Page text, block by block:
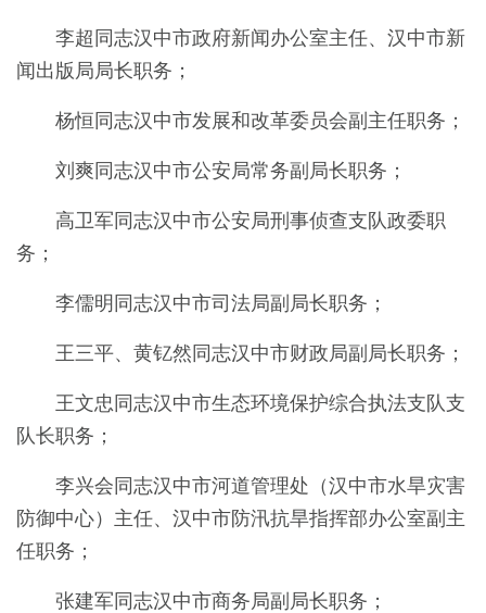
李超同志汉中市政府新闻办公室主任、汉中市新
闻出版局局长职务；
杨恒同志汉中市发展和改革委员会副主任职务；
刘爽同志汉中市公安局常务副局长职务；
高卫军同 志汉中市公安局刑事侦查支队政委职
务；
李儒明同志汉中市司法局副局长职务；
王三平、黄钇然同志汉中市财政局副局长职务；
王文忠同志汉中市生态环境保护综合执法支队支
队长职务；
李兴会同志汉中市河道管理处（汉中市水旱灾害
防御中心）主任、汉中市防汛抗旱指挥部办公室副主
任职务；
张建军同志汉中市商务局副局长职务；